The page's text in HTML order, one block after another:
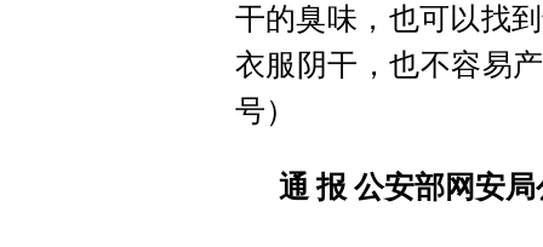
干的臭味，也可以找
衣服阴干，也不容易
号）
通 报 公安部网安